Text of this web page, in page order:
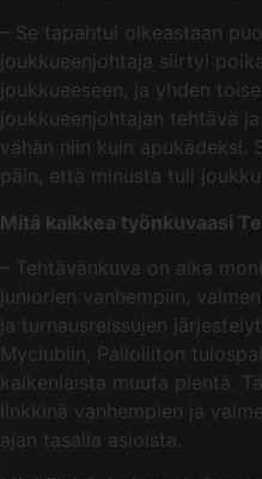
– Se tapahtui oikeastaan
joukkueenjohtaja siirtyi
joukkueeseen, ja yhden
joukkueenjohtajan tehtävä
vähän niin kuin apukädeksi.
päin, että minusta tuli
Mitä kaikkea työnkuvaasi
– Tehtävänkuva on aika
juniorien vanhempiin,
ja turnausreissujen
Myclubiin, Palloliiton
kaikenlaista muuta pientä.
linkkinä vanhempien ja
ajan tasalla asioista.